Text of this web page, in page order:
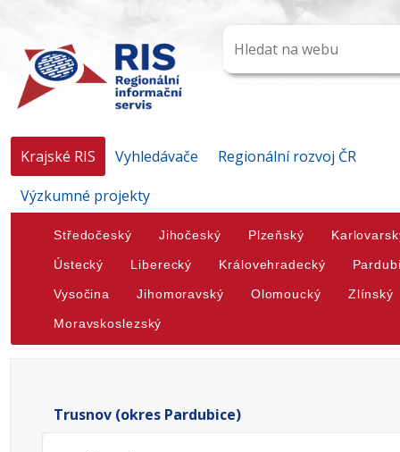
Krajské RIS Vyhledávače
Regionální rozvoj ČR
Výzkumné projekty
Středočeský Jihočeský Plzeňský
Ústecký Liberecký Královehradecký
Vysočina Jihomoravský Olomoucký Zlínský
Moravskoslezský
Trusnov (okres Pardubice)